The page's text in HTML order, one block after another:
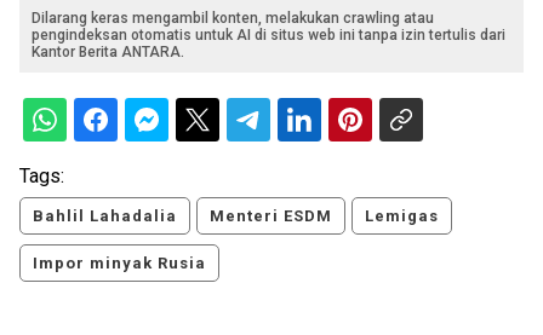
Dilarang keras mengambil konten, melakukan crawling atau
pengindeksan otomatis untuk AI di situs web ini tanpa izin tertulis dari
Kantor Berita ANTARA.
Tags:
Bahlil Lahadalia Menteri ESDM Lemigas
Impor minyak Rusia